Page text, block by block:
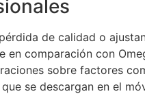
de calidad o
comparación con
sobre factores
se descargan en el